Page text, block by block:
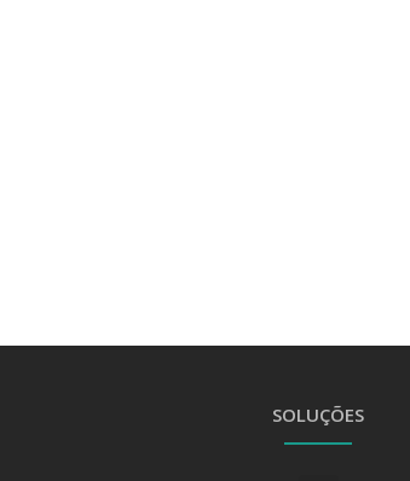
SOLUÇÕES